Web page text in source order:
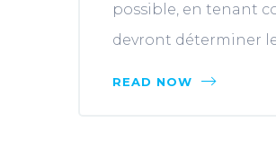
possible, en tenant
devront déterminer
READ NOW